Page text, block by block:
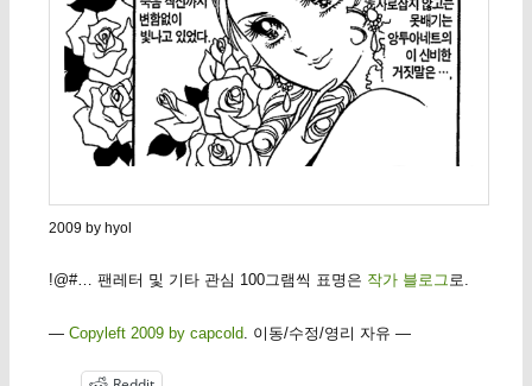
2009 by hyol
!@#… 팬레터 및 기타 관심 100그램씩 표명은 작가 블로그로.
— Copyleft 2009 by capcold. 이동/수정/영리 자유 —